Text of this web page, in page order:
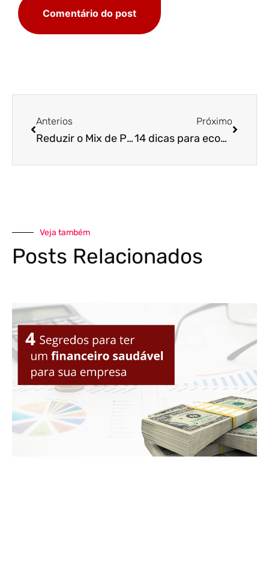
Anterios
Reduzir o Mix de Produtos nas Gôndolas do Supermercado
Próximo
14 dicas para economizar no supermercado
Veja também
Posts Relacionados